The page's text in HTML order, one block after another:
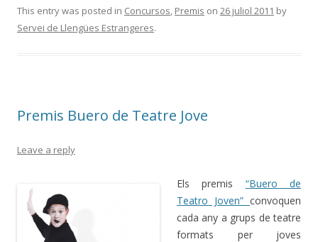
e
b
k
itt
er
m
p
ix
This entry was posted in Concursos, Premis on 26 juliol 2011 by
Servei de Llengües Estrangeres.
Premis Buero de Teatre Jove
Leave a reply
Els premis “Buero de
Teatro Joven” convoquen
cada any a grups de teatre
formats per joves